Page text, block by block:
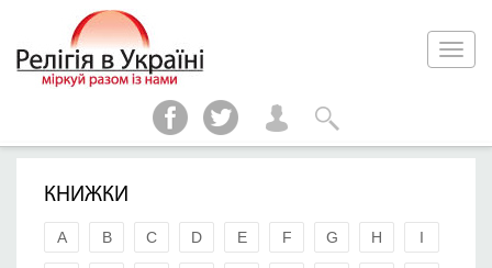
КНИЖКИ
A B C D E F G H I